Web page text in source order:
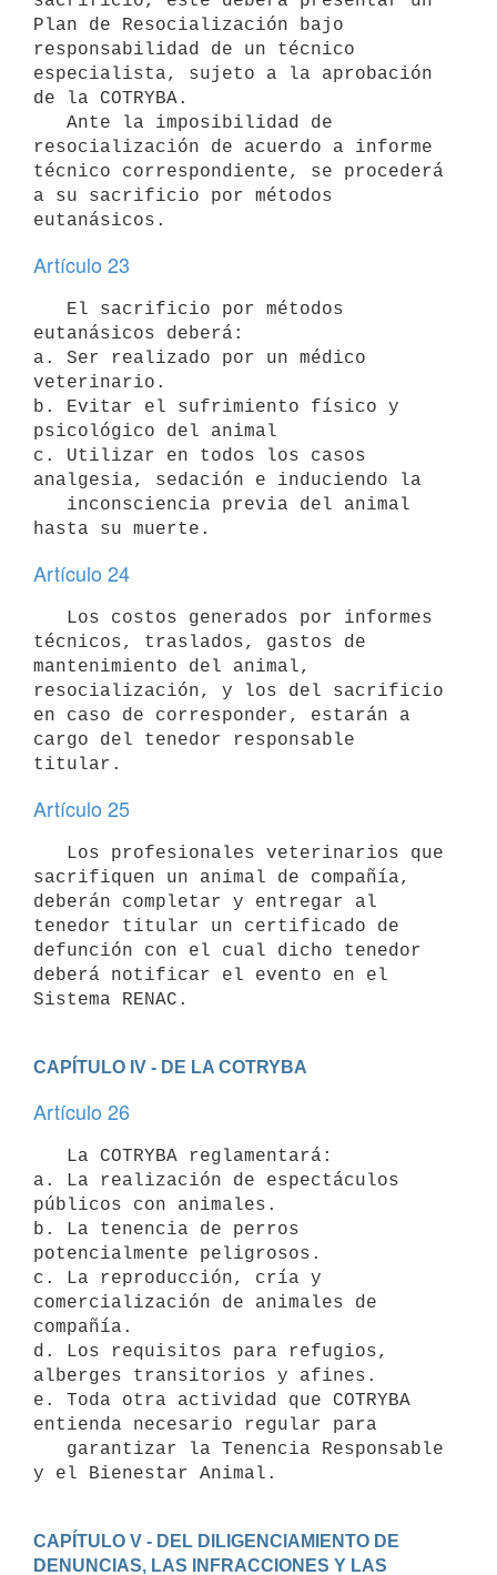
Plan de Resocialización bajo
responsabilidad de un técnico
especialista, sujeto a la aprobación
de la COTRYBA.
resocialización de acuerdo a informe
técnico correspondiente, se procederá
a su sacrificio por métodos
Artículo 23
eutanásicos deberá:
a. Ser realizado por un médico
veterinario.
b. Evitar el sufrimiento físico y
psicológico del animal
c. Utilizar en todos los casos
analgesia, sedación e induciendo la
Artículo 24
técnicos, traslados, gastos de
mantenimiento del animal,
resocialización, y los del sacrificio
en caso de corresponder, estarán a
cargo del tenedor responsable
Artículo 25
sacrifiquen un animal de compañía,
deberán completar y entregar al
tenedor titular un certificado de
defunción con el cual dicho tenedor
deberá notificar el evento en el
Sistema RENAC.
CAPÍTULO IV - DE LA COTRYBA
Artículo 26
a. La realización de espectáculos
públicos con animales.
b. La tenencia de perros
potencialmente peligrosos.
c. La reproducción, cría y
comercialización de animales de
compañía.
d. Los requisitos para refugios,
alberges transitorios y afines.
e. Toda otra actividad que COTRYBA
entienda necesario regular para
y el Bienestar Animal.
CAPÍTULO V - DEL DILIGENCIAMIENTO DE
DENUNCIAS, LAS INFRACCIONES Y LAS